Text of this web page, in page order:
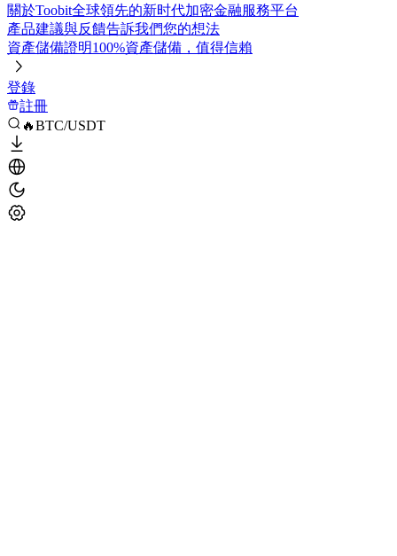
關於Toobit全球領先的新时代加密金融服務平台
產品建議與反饋告訴我們您的想法
資產儲備證明100%資產儲備，值得信賴
登錄
註冊
🔥BTC/USDT